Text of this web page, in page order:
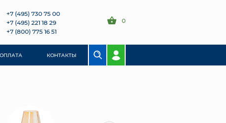
+7 (495) 730 75 00
+7 (495) 221 18 29
+7 (800) 775 16 51
0
КОНТАКТЫ